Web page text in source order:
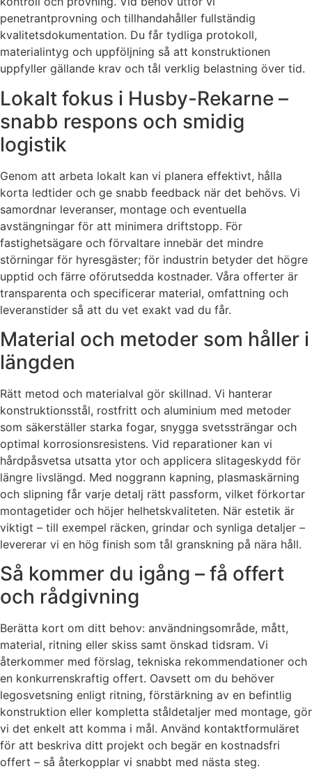
penetrantprovning och tillhandahåller fullständig
kvalitetsdokumentation. Du får tydliga protokoll,
materialintyg och uppföljning så att konstruktionen
uppfyller gällande krav och tål verklig belastning över tid.
Lokalt fokus i Husby-Rekarne –
snabb respons och smidig
logistik
Genom att arbeta lokalt kan vi planera effektivt, hålla
korta ledtider och ge snabb feedback när det behövs. Vi
samordnar leveranser, montage och eventuella
avstängningar för att minimera driftstopp. För
fastighetsägare och förvaltare innebär det mindre
störningar för hyresgäster; för industrin betyder det högre
upptid och färre oförutsedda kostnader. Våra offerter är
transparenta och specificerar material, omfattning och
leveranstider så att du vet exakt vad du får.
Material och metoder som håller i
längden
Rätt metod och materialval gör skillnad. Vi hanterar
konstruktionsstål, rostfritt och aluminium med metoder
som säkerställer starka fogar, snygga svetssträngar och
optimal korrosionsresistens. Vid reparationer kan vi
hårdpåsvetsa utsatta ytor och applicera slitageskydd för
längre livslängd. Med noggrann kapning, plasmaskärning
och slipning får varje detalj rätt passform, vilket förkortar
montagetider och höjer helhetskvaliteten. När estetik är
viktigt – till exempel räcken, grindar och synliga detaljer –
levererar vi en hög finish som tål granskning på nära håll.
Så kommer du igång – få offert
och rådgivning
Berätta kort om ditt behov: användningsområde, mått,
material, ritning eller skiss samt önskad tidsram. Vi
återkommer med förslag, tekniska rekommendationer och
en konkurrenskraftig offert. Oavsett om du behöver
legosvetsning enligt ritning, förstärkning av en befintlig
konstruktion eller kompletta ståldetaljer med montage, gör
vi det enkelt att komma i mål. Använd kontaktformuläret
för att beskriva ditt projekt och begär en kostnadsfri
offert – så återkopplar vi snabbt med nästa steg.